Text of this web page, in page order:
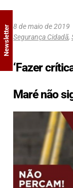
8 de maio de 2019
Segurança Cidadã,
‘Fazer
Maré não
Newsletter